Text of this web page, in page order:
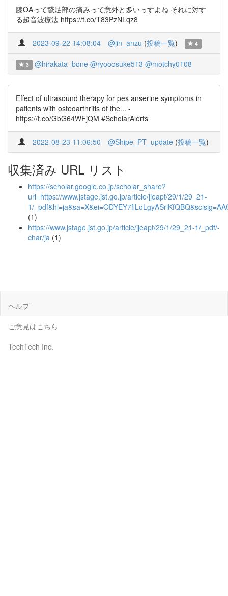
膝OAって鵞足部の痛みって意外と多いっすよね それに対す
る超音波療法 https://t.co/T83PzNLqz8
2023-09-22 14:08:04 @jin_anzu (投稿一覧) 4
3 @hirakata_bone @ryooosuke513 @motchy0108
Effect of ultrasound therapy for pes anserine symptoms in
patients with osteoarthritis of the... -
https://t.co/GbG64WFjQM #ScholarAlerts
2022-08-23 11:06:50 @Shipe_PT_update (投稿一覧)
収集済み URL リスト
https://scholar.google.co.jp/scholar_share?
url=https://www.jstage.jst.go.jp/article/jjeapt/29/1/29_21-
1/
(1)
https://www.jstage.jst.go.jp/article/jjeapt/29/1/29_21-1/_pdf/-
char/ja (1)
ヘルプ
ご意見はこちら
TechTech Inc.